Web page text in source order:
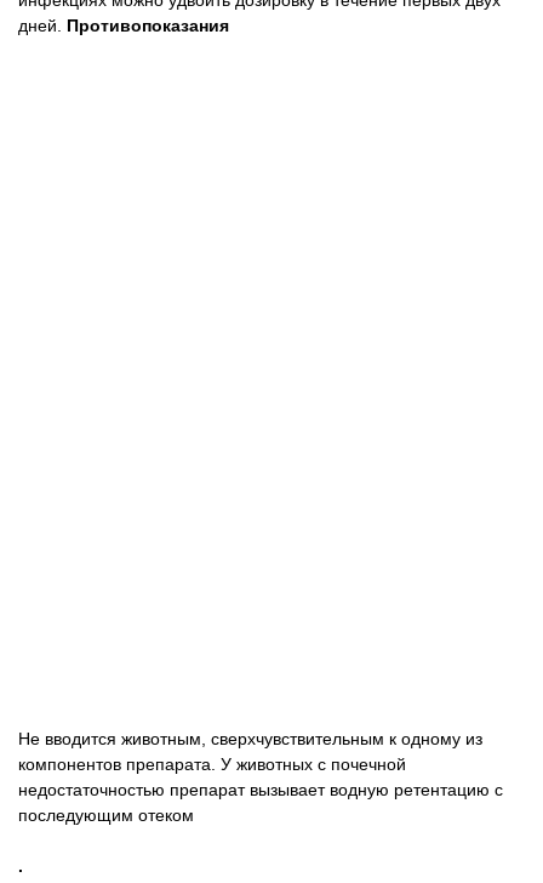
дней. Противопоказания
Не вводится животным, сверхчувствительным к одному из
компонентов препарата. У животных с почечной
недостаточностью препарат вызывает водную ретентацию с
последующим отеком
.